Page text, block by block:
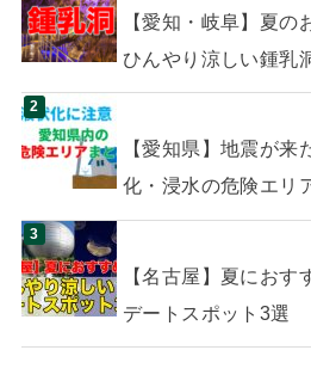
【愛知・岐阜】夏の
ひんやり涼しい鍾乳
【愛知県】地震が来
化・浸水の危険エリ
【名古屋】夏におす
デートスポット3選